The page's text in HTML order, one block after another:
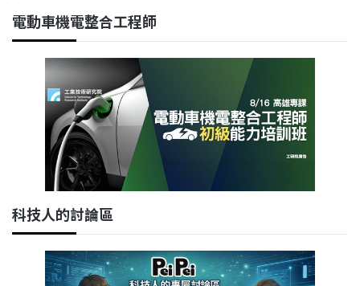
電動車機電整合工程師
科技人的討論區